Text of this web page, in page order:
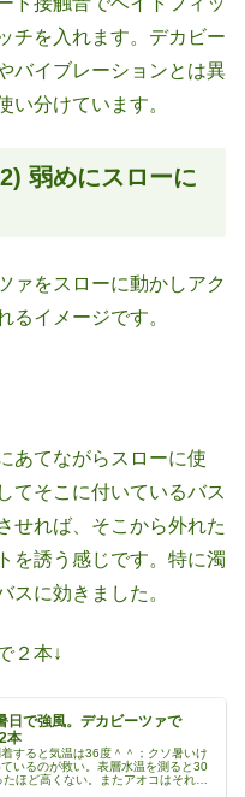
チを入れます。デカビー
バイブレーションとは異
い分けています。
弱めにスローに
ァをスローに動かしアク
るイメージです。
あてながらスローに使
てそこに付いているバス
せれば、そこから外れた
を誘う感じです。特に濁
スに効きました。
２本↓
日で強風。デカビーツァで
本
すると気温は36度＾＾；クソ暑いけ
いるのが救い。表層水温を測ると30
ほど高くない。またアオコはそれほ